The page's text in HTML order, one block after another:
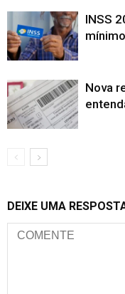
INSS
Nova
DEIXE UMA